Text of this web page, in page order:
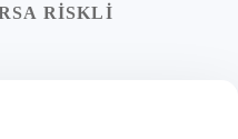
RISKLI